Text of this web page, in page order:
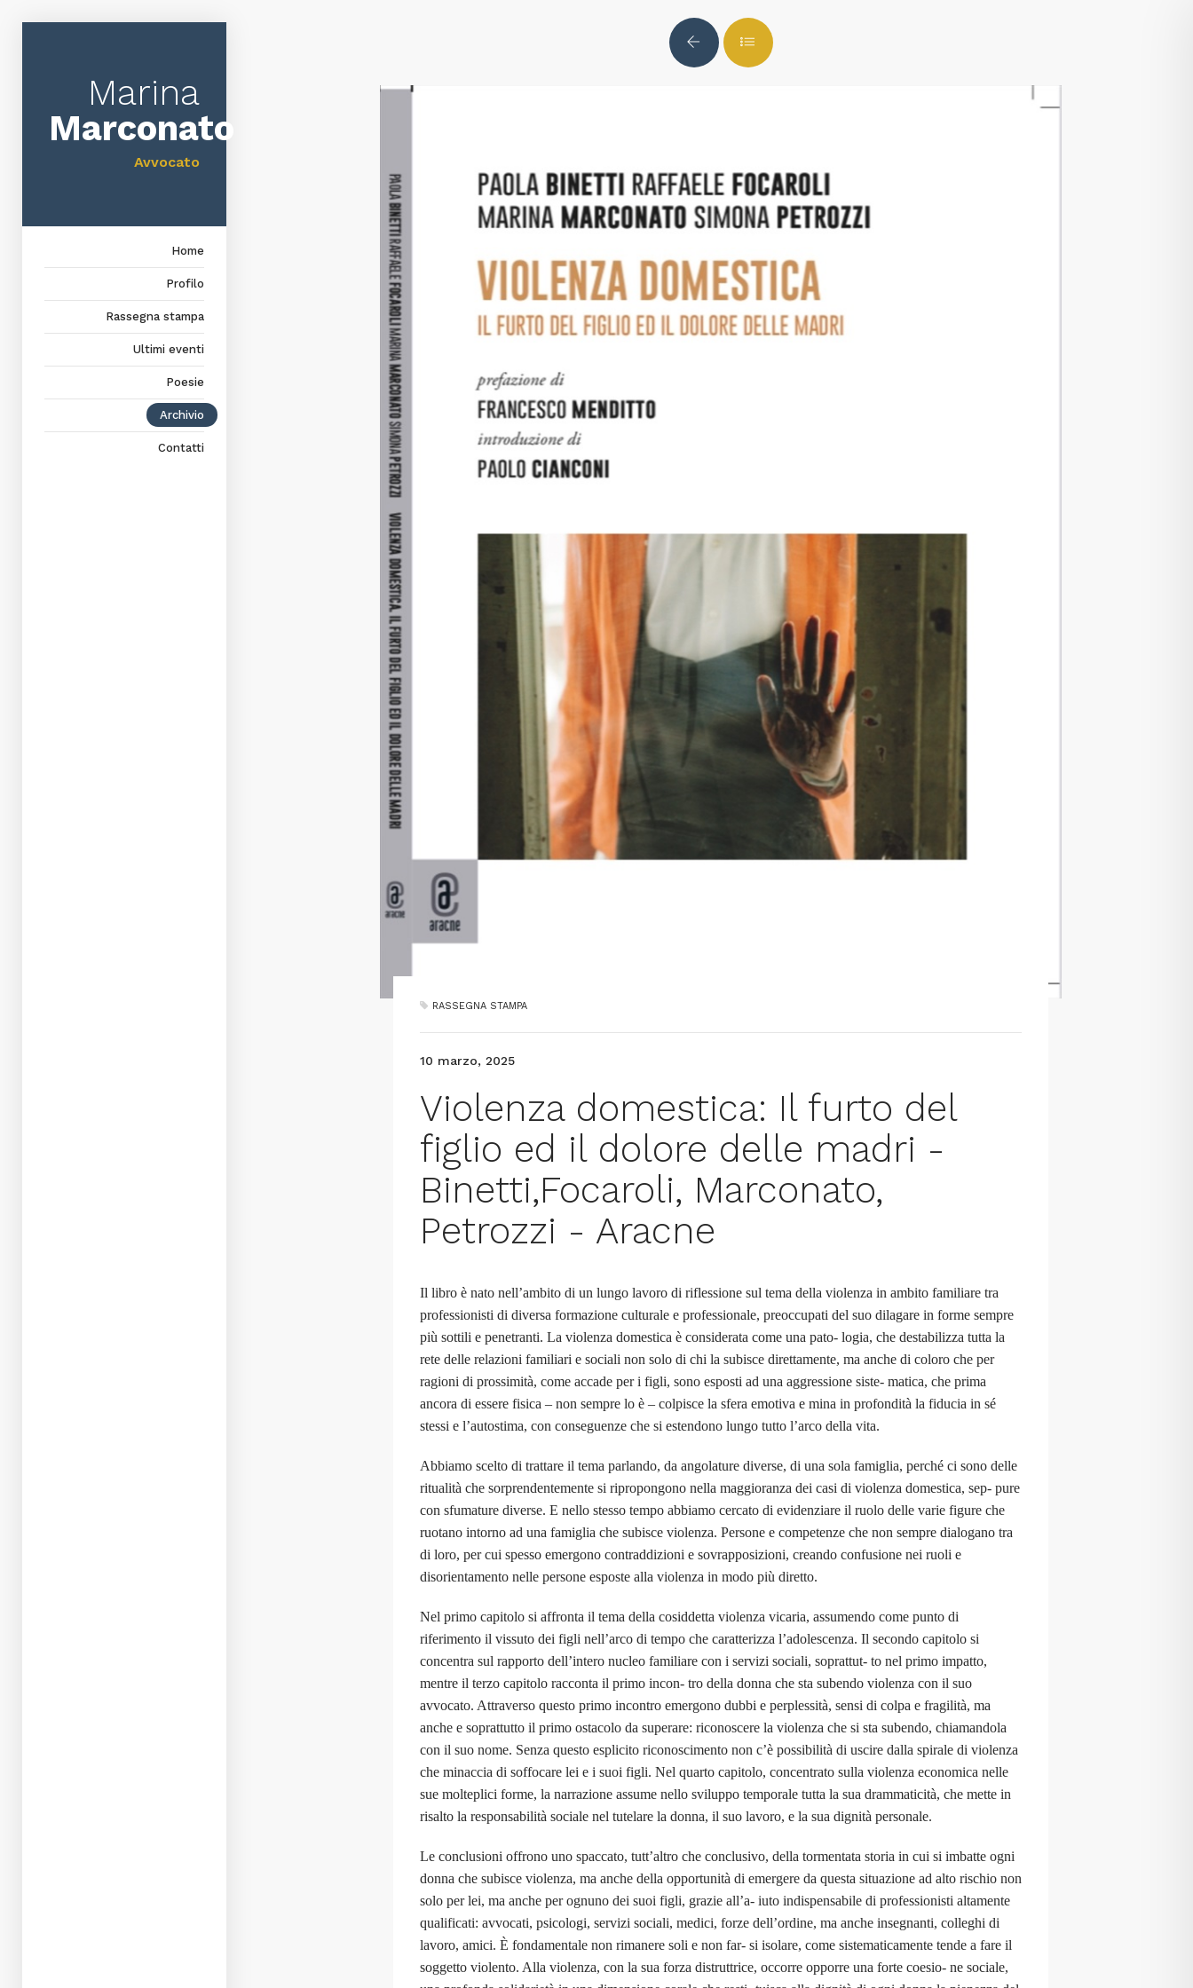
Marina
Marconato
Avvocato
Home
Profilo
Rassegna stampa
Ultimi eventi
Poesie
Archivio
Contatti
RASSEGNA STAMPA
10 marzo, 2025
Violenza domestica: Il furto del
figlio ed il dolore delle madri -
Binetti,Focaroli, Marconato,
Petrozzi - Aracne
Il libro è nato nell’ambito di un lungo lavoro di riflessione sul tema della violenza in ambito familiare tra
professionisti di diversa formazione culturale e professionale, preoccupati del suo dilagare in forme sempre
più sottili e penetranti. La violenza domestica è considerata come una pato- logia, che destabilizza tutta la
rete delle relazioni familiari e sociali non solo di chi la subisce direttamente, ma anche di coloro che per
ragioni di prossimità, come accade per i figli, sono esposti ad una aggressione siste- matica, che prima
ancora di essere fisica – non sempre lo è – colpisce la sfera emotiva e mina in profondità la fiducia in sé
stessi e l’autostima, con conseguenze che si estendono lungo tutto l’arco della vita.
Abbiamo scelto di trattare il tema parlando, da angolature diverse, di una sola famiglia, perché ci sono delle
ritualità che sorprendentemente si ripropongono nella maggioranza dei casi di violenza domestica, sep- pure
con sfumature diverse. E nello stesso tempo abbiamo cercato di evidenziare il ruolo delle varie figure che
ruotano intorno ad una famiglia che subisce violenza. Persone e competenze che non sempre dialogano tra
di loro, per cui spesso emergono contraddizioni e sovrapposizioni, creando confusione nei ruoli e
disorientamento nelle persone esposte alla violenza in modo più diretto.
Nel primo capitolo si affronta il tema della cosiddetta violenza vicaria, assumendo come punto di
riferimento il vissuto dei figli nell’arco di tempo che caratterizza l’adolescenza. Il secondo capitolo si
concentra sul rapporto dell’intero nucleo familiare con i servizi sociali, soprattut- to nel primo impatto,
mentre il terzo capitolo racconta il primo incon- tro della donna che sta subendo violenza con il suo
avvocato. Attraverso questo primo incontro emergono dubbi e perplessità, sensi di colpa e fragilità, ma
anche e soprattutto il primo ostacolo da superare: riconoscere la violenza che si sta subendo, chiamandola
con il suo nome. Senza questo esplicito riconoscimento non c’è possibilità di uscire dalla spirale di violenza
che minaccia di soffocare lei e i suoi figli. Nel quarto capitolo, concentrato sulla violenza economica nelle
sue molteplici forme, la narrazione assume nello sviluppo temporale tutta la sua drammaticità, che mette in
risalto la responsabilità sociale nel tutelare la donna, il suo lavoro, e la sua dignità personale.
Le conclusioni offrono uno spaccato, tutt’altro che conclusivo, della tormentata storia in cui si imbatte ogni
donna che subisce violenza, ma anche della opportunità di emergere da questa situazione ad alto rischio non
solo per lei, ma anche per ognuno dei suoi figli, grazie all’a- iuto indispensabile di professionisti altamente
qualificati: avvocati, psicologi, servizi sociali, medici, forze dell’ordine, ma anche insegnanti, colleghi di
lavoro, amici. È fondamentale non rimanere soli e non far- si isolare, come sistematicamente tende a fare il
soggetto violento. Alla violenza, con la sua forza distruttrice, occorre opporre una forte coesio- ne sociale,